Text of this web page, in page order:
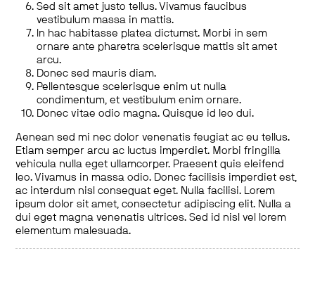
Sed sit amet justo tellus. Vivamus faucibus
vestibulum massa in mattis.
In hac habitasse platea dictumst. Morbi in sem
ornare ante pharetra scelerisque mattis sit amet
arcu.
Donec sed mauris diam.
Pellentesque scelerisque enim ut nulla
condimentum, et vestibulum enim ornare.
Donec vitae odio magna. Quisque id leo dui.
Aenean sed mi nec dolor venenatis feugiat ac eu tellus.
Etiam semper arcu ac luctus imperdiet. Morbi fringilla
vehicula nulla eget ullamcorper. Praesent quis eleifend
leo. Vivamus in massa odio. Donec facilisis imperdiet est,
ac interdum nisl consequat eget. Nulla facilisi. Lorem
ipsum dolor sit amet, consectetur adipiscing elit. Nulla a
dui eget magna venenatis ultrices. Sed id nisl vel lorem
elementum malesuada.